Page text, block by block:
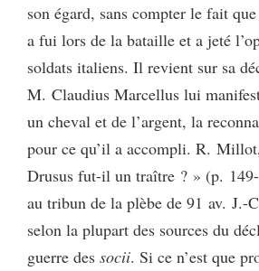
son égard, sans compter le fait
a fui lors de la bataille et a jeté
soldats italiens. Il revient sur sa
M. Claudius Marcellus lui
un cheval et de l’argent, la
pour ce qu’il a accompli. R.
Drusus fut-il un traître ? » (p. 149-
au tribun de la plèbe de 91 av. J.-
selon la plupart des sources du
guerre des socii. Si ce n’est que